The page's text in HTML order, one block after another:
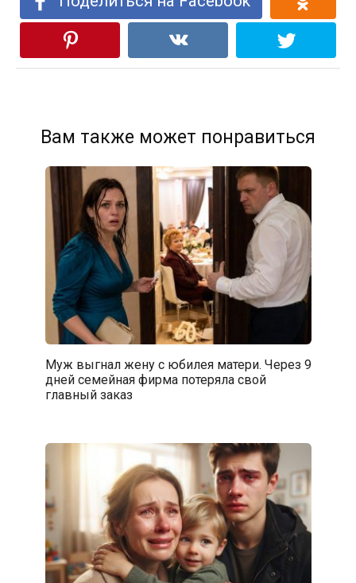
Вам также может понравиться
Муж выгнал жену с юбилея матери. Через 9
дней семейная фирма потеряла свой
главный заказ